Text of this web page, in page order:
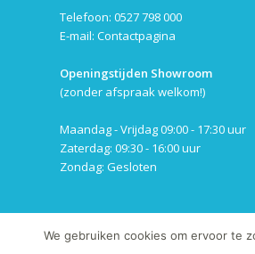
Telefoon: 0527 798 000
E-mail: Contactpagina
Openingstijden Showroom
(zonder afspraak welkom!)
Maandag - Vrijdag 09:00 - 17:30 uur
Zaterdag: 09:30 - 16:00 uur
Zondag: Gesloten
We gebruiken cookies om ervoor te